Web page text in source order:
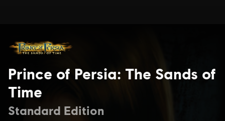
Prince of Persia: The Sands of
Time
Standard Edition